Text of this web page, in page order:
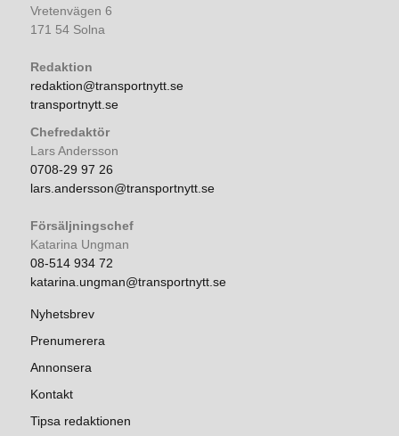
Vretenvägen 6
171 54 Solna
Redaktion
redaktion@transportnytt.se
transportnytt.se
Chefredaktör
Lars Andersson
0708-29 97 26
lars.andersson@transportnytt.se
Försäljningschef
Katarina Ungman
08-514 934 72
katarina.ungman@transportnytt.se
Nyhetsbrev
Prenumerera
Annonsera
Kontakt
Tipsa redaktionen